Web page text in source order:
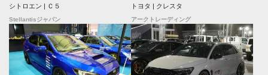
シトロエン | Ｃ５
Stellantisジャパン
トヨタ | クレスタ
アークトレーディング